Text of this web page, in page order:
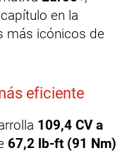
en la
más icónicos de
eficiente
109,4 CV a
67,2 lb-ft (91 Nm)